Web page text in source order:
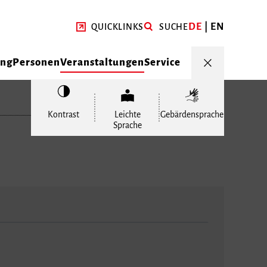
Sprache